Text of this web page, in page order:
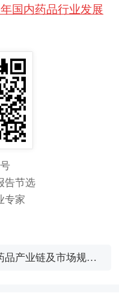
国内药品行业发展
告节选
专家
品产业链及市场规模